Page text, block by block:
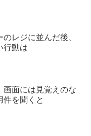
のレジに並んだ後、
行動は
画面には見覚えのな
件を聞くと